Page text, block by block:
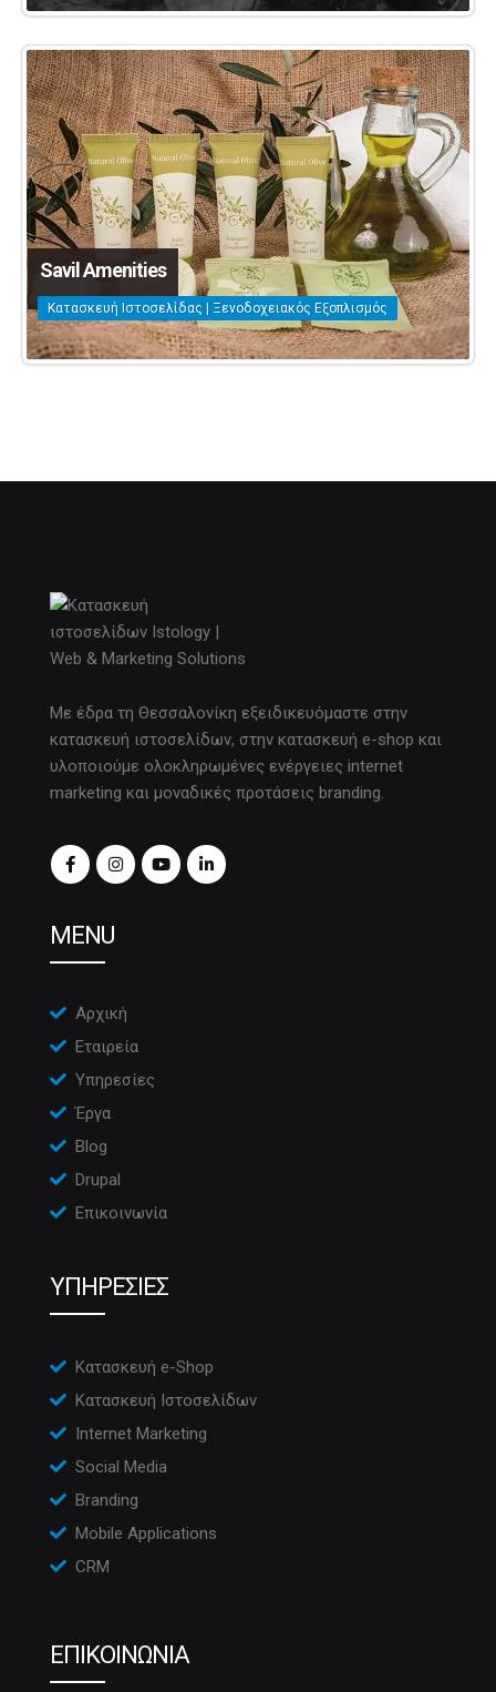
Savil Amenities
Κατασκευή Ιστοσελίδας | Ξενοδοχειακός Εξοπλισμός
Με έδρα τη Θεσσαλονίκη εξειδικευόμαστε στην
κατασκευή ιστοσελίδων, στην κατασκευή e-shop και
υλοποιούμε ολοκληρωμένες ενέργειες internet
marketing και μοναδικές προτάσεις branding.
MENU
Αρχική
Εταιρεία
Υπηρεσίες
Έργα
Blog
Drupal
Επικοινωνία
ΥΠΗΡΕΣΙΕΣ
Κατασκευή e-Shop
Κατασκευή Ιστοσελίδων
Internet Marketing
Social Media
Branding
Mobile Applications
CRM
ΕΠΙΚΟΙΝΩΝΙΑ